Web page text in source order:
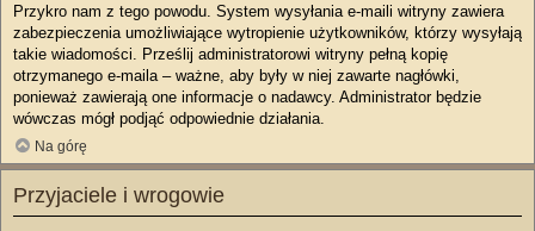
Przykro nam z tego powodu. System wysyłania e-maili witryny zawiera
zabezpieczenia umożliwiające wytropienie użytkowników, którzy wysyłają
takie wiadomości. Prześlij administratorowi witryny pełną kopię
otrzymanego e-maila – ważne, aby były w niej zawarte nagłówki,
ponieważ zawierają one informacje o nadawcy. Administrator będzie
wówczas mógł podjąć odpowiednie działania.
Na górę
Przyjaciele i wrogowie